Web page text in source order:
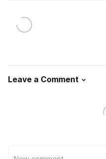
Leave a Comment